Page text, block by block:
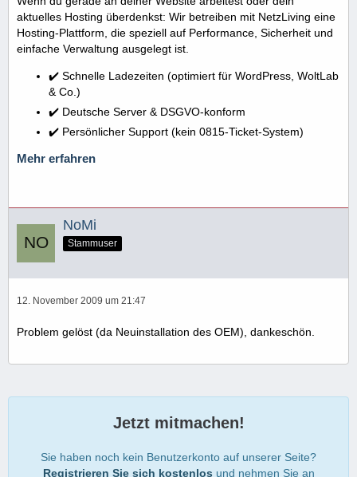
aktuelles Hosting überdenkst: Wir betreiben mit NetzLiving eine
Hosting-Plattform, die speziell auf Performance, Sicherheit und
einfache Verwaltung ausgelegt ist.
✔️ Schnelle Ladezeiten (optimiert für WordPress, WoltLab
& Co.)
✔️ Deutsche Server & DSGVO-konform
✔️ Persönlicher Support (kein 0815-Ticket-System)
Mehr erfahren
NoMi
Stammuser
12. November 2009 um 21:47
Problem gelöst (da Neuinstallation des OEM), dankeschön.
Jetzt mitmachen!
Sie haben noch kein Benutzerkonto auf unserer Seite?
Registrieren Sie sich kostenlos und nehmen Sie an